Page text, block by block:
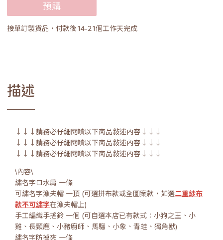
預購
接單訂製貨品，付款後14-21個工作天完成
描述
↓↓↓請務必仔細閱讀以下商品敍述內容↓↓↓
↓↓↓請務必仔細閱讀以下商品敍述內容↓↓↓
↓↓↓請務必仔細閱讀以下商品敍述內容↓↓↓
\內容\
繡名字口水肩 一條
可繡名字漁夫帽 一頂 (可選拼布款或全圖案款，如選二重紗布
款不可繡字在漁夫帽上)
手工編織手搖鈴 一個 (可自選本店已有款式：小狗之王、小
雞、長頸鹿、小豬廚師、馬騮、小象、青蛙、獨角獸)
繡名字防掉夾 一條